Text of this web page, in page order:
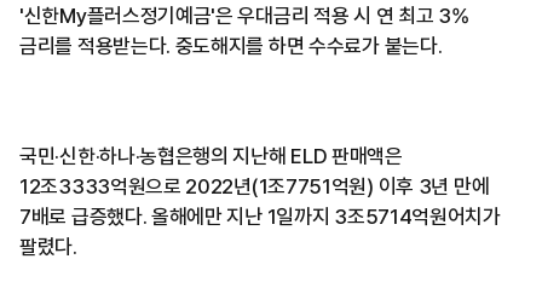
'신한My플러스정기예금'은 우대금리 적용 시 연 최고 3%
금리를 적용받는다. 중도해지를 하면 수수료가 붙는다.
국민·신한·하나·농협은행의 지난해 ELD 판매액은
12조3333억원으로 2022년(1조7751억원) 이후 3년 만에
7배로 급증했다. 올해에만 지난 1일까지 3조5714억원어치가
팔렸다.